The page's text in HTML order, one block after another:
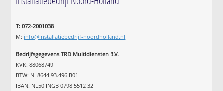
T: 072-2001038
M: info@installatiebedrijf-noordholland.nl
Bedrijfsgegevens TRD Multidiensten B.V.
KVK: 88068749
BTW: NL8644.93.496.B01
IBAN: NL50 INGB 0798 5512 32